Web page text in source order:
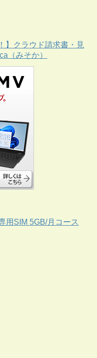
】クラウド請求書・見
（みそか）
用SIM 5GB/月コース